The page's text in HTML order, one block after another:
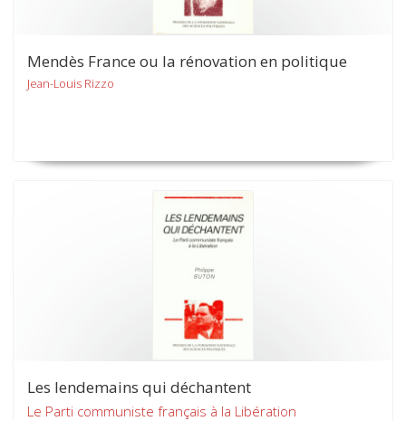
Mendès France ou la rénovation en politique
Jean-Louis Rizzo
Les lendemains qui déchantent
Le Parti communiste français à la Libération